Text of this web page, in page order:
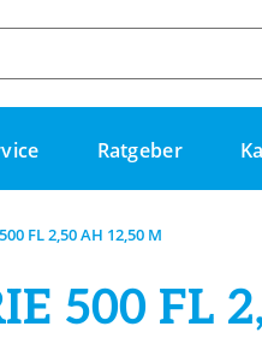
Ratgeber
FL 2,50 AH 12,50 M
500 FL